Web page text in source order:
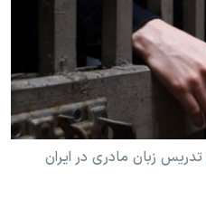
زبان مادری در ایران